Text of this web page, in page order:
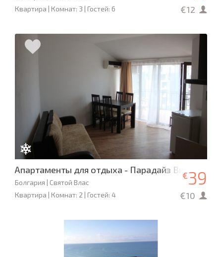
Квартира | Комнат: 3 | Гостей: 6
€12
Апартаменты для отдыха - Парадайз Виста
Болгария | Святой Влас
Квартира | Комнат: 2 | Гостей: 4
€39
€10